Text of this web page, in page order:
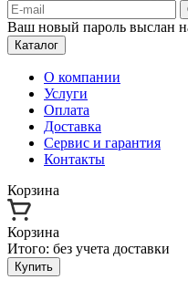
Ваш новый пароль выслан
Каталог
О компании
Услуги
Оплата
Доставка
Сервис и гарантия
Контакты
Корзина
Корзина
Итого: без учета доставки
Купить